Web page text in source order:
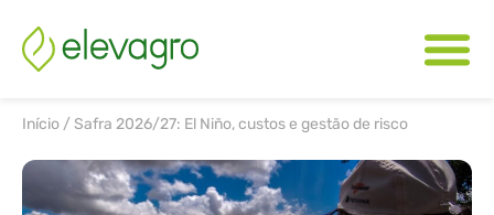
Início /Safra 2026/27: El Niño, custos e gestão de risco